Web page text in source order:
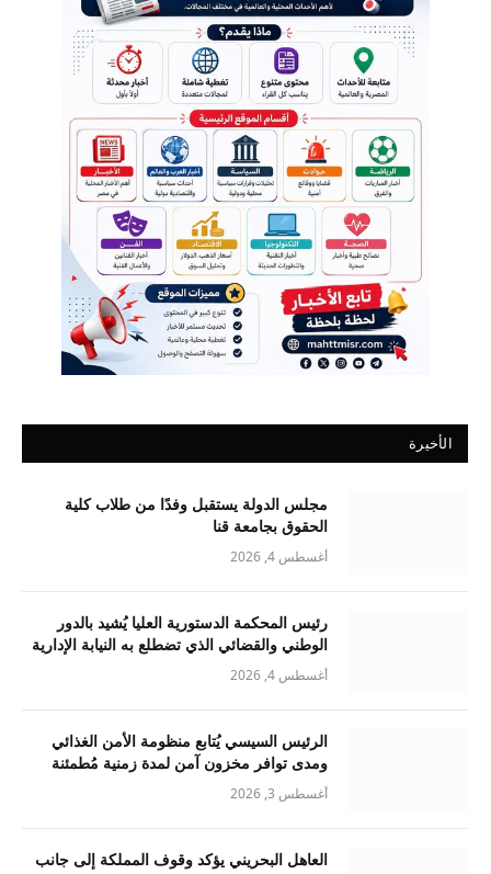
الأخيرة
مجلس الدولة يستقبل وفدًا من طلاب كلية
الحقوق بجامعة قنا
أغسطس 4, 2026
رئيس المحكمة الدستورية العليا يُشيد بالدور
الوطني والقضائي الذي تضطلع به النيابة الإدارية
أغسطس 4, 2026
الرئيس السيسي يُتابع منظومة الأمن الغذائي
ومدى توافر مخزون آمن لمدة زمنية مُطمئنة
أغسطس 3, 2026
العاهل البحريني يؤكد وقوف المملكة إلى جانب